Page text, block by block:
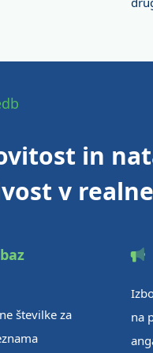
in
v
številke za
na